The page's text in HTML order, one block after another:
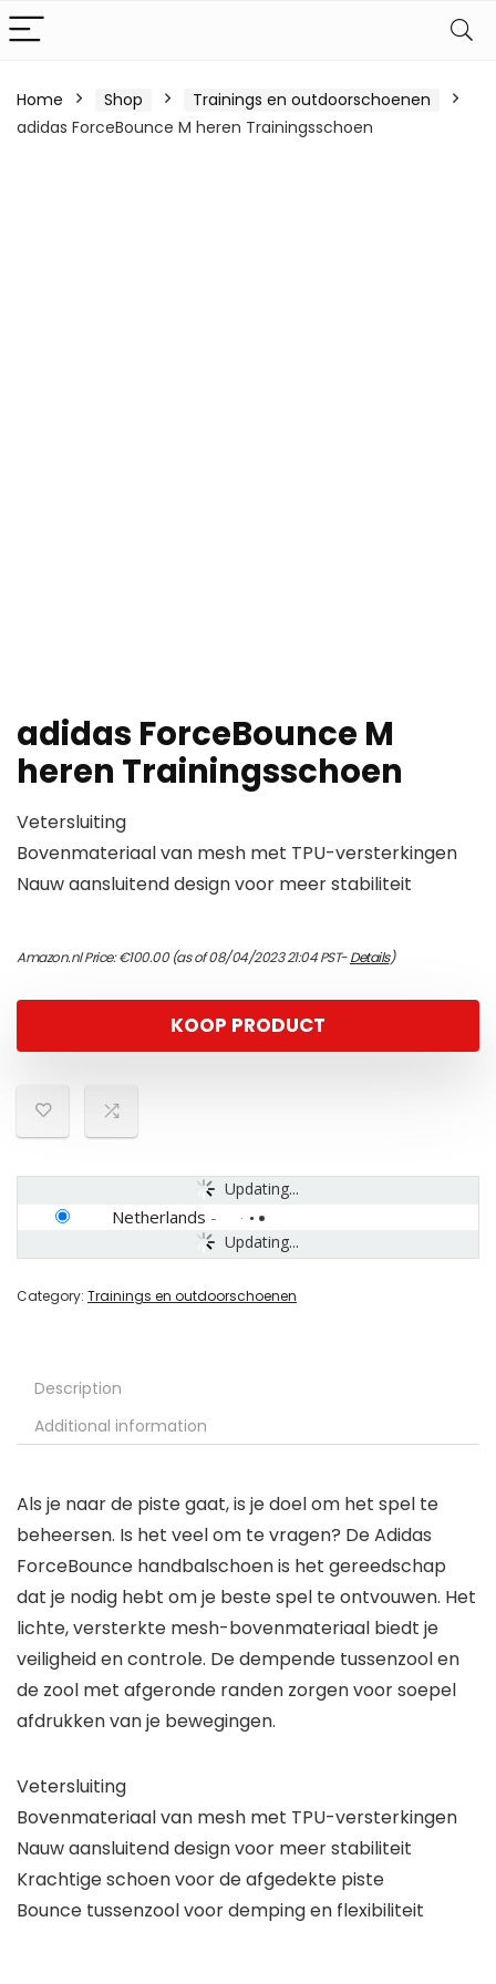
Home Shop
Trainings en outdoorschoenen
adidas ForceBounce M heren Trainingsschoen
adidas ForceBounce M
heren Trainingsschoen
Vetersluiting
Bovenmateriaal van mesh met TPU-versterkingen
Nauw aansluitend design voor meer stabiliteit
Amazon.nl Price:€100.00(as of 08/04/2023 21:04 PST-Details)
KOOP PRODUCT
Updating...
Updating...
Netherlands -
Category: Trainings en outdoorschoenen
Description
Additional information
Als je naar de piste gaat, is je doel om het spel te
beheersen. Is het veel om te vragen? De Adidas
ForceBounce handbalschoen is het gereedschap
dat je nodig hebt om je beste spel te ontvouwen. Het
lichte, versterkte mesh-bovenmateriaal biedt je
veiligheid en controle. De dempende tussenzool en
de zool met afgeronde randen zorgen voor soepel
afdrukken van je bewegingen.
Vetersluiting
Bovenmateriaal van mesh met TPU-versterkingen
Nauw aansluitend design voor meer stabiliteit
Krachtige schoen voor de afgedekte piste
Bounce tussenzool voor demping en flexibiliteit